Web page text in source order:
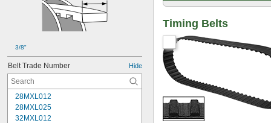
3/8"
Belt Trade Number Hide
28MXL012
28MXL025
32MXL012
Timing Belts